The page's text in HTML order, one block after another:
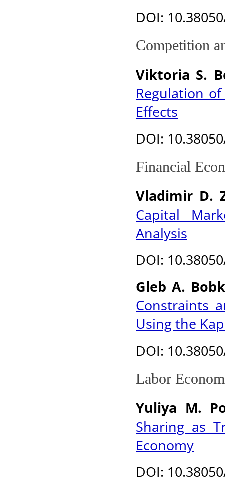
DOI:
Competition
Viktoria S.
Regulation
Effects
DOI:
Financial
Vladimir D.
Capital
Analysis
DOI:
Gleb A.
Constraints
Using the
DOI:
Labor
Yuliya M.
Sharing as
Economy
DOI: